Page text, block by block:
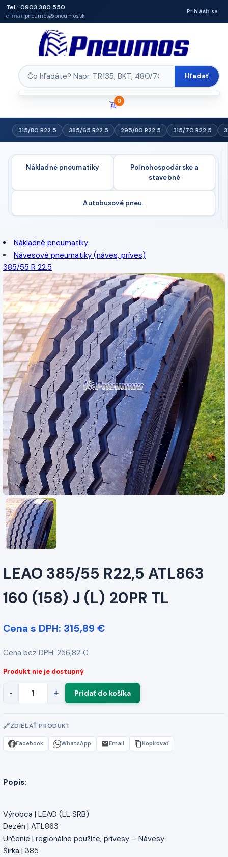
Tel.: 0903 380 550
e-mail:pneumos@pneumos.sk
Prihlásiť sa
Hľadať
0
315/80 R22.5 385/65 R22.5 295/80 R22.5 315/70 R22.5
Nákladné pneumatiky
Poľnohospodárske a
stavebné
Autobusové pneu.
Nákladné pneumatiky
Návesové pneumatiky (náves, príves)
385/55 R 22.5
LEAO 385/55 R22,5 ATL863
160 (158) J (L) 20PR TL
Cena s DPH: 315,89 €
Cena bez DPH: 256,82 €
Produkt nie je dostupný
- +
ZDIEĽAŤ PRODUKT
Facebook WhatsApp Email Kopírovať
Popis:
Výrobca | LEAO (LL SRB)
Dezén | ATL863
Určenie | regionálne použite, prívesy – Návesy
Šírka | 385